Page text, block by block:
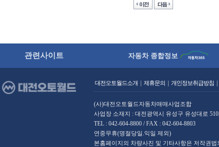
관련사이트 자동차 종합정보
대전오토월드소개 제휴문의 개인정보취급방침
(사)대전오토월드자동차매매사업조합
사업장 소재지 : 대전광역시 유성구 유성대로
TEL : 042-604-8800 / FAX : 042-604-8803
연중무휴(명절당일.익일 제외)
본홈페이지의 차량사진 및 기타사항은 저작권